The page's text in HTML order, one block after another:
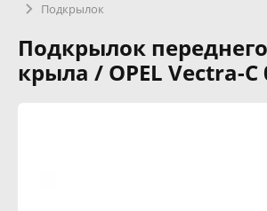
Подкрылок
Подкрылок
крыла / OPEL Vectra-C